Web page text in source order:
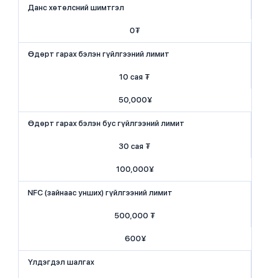
Данс хөтөлсний шимтгэл
0₮
Өдөрт гарах бэлэн гүйлгээний лимит
10 сая ₮
50,000¥
Өдөрт гарах бэлэн бус гүйлгээний лимит
30 сая ₮
100,000¥
NFC (зайнаас унших) гүйлгээний лимит
​500,000 ₮
​600¥
Үлдэгдэл шалгах